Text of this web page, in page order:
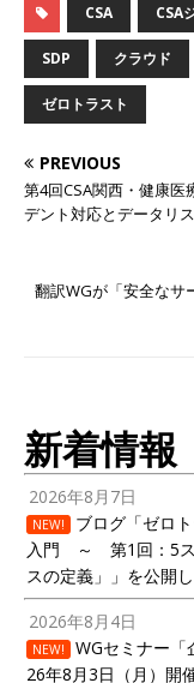
CSA CSA
SDP クラウド
ゼロトラスト
PREVIOUS
第4回CSA関西・健康
デント対応とデータリ
翻訳WGが「安全なサ
新着情報
2026年8月7日
NEW!
ブログ「ゼロ
入門 ～ 第1回：5ス
スの定義」」を公開
2026年8月4日
NEW!
WGセミナー「
26年8月3日（月）開